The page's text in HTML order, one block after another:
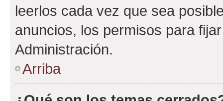
leerlos cada vez que sea
anuncios, los permisos para
Administración.
Arriba